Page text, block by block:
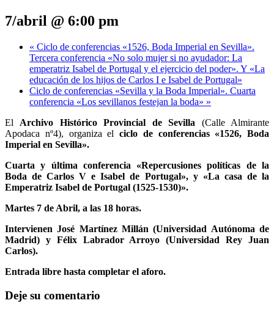
7/abril @ 6:00 pm
« Ciclo de conferencias «1526, Boda Imperial en Sevilla».
Tercera conferencia «No solo mujer si no ayudador: La
emperatriz Isabel de Portugal y el ejercicio del poder». Y «La
educación de los hijos de Carlos I e Isabel de Portugal»
Ciclo de conferencias «Sevilla y la Boda Imperial». Cuarta
conferencia «Los sevillanos festejan la boda» »
El Archivo Histórico Provincial de Sevilla (Calle Almirante
Apodaca nº4), organiza el ciclo de conferencias «1526, Boda
Imperial en Sevilla».
Cuarta y última conferencia «Repercusiones políticas de la
Boda de Carlos V e Isabel de Portugal», y «La casa de la
Emperatriz Isabel de Portugal (1525-1530)».
Martes 7 de Abril, a las 18 horas.
Intervienen José Martínez Millán (Universidad Autónoma de
Madrid) y Félix Labrador Arroyo (Universidad Rey Juan
Carlos).
Entrada libre hasta completar el aforo.
Deje su comentario